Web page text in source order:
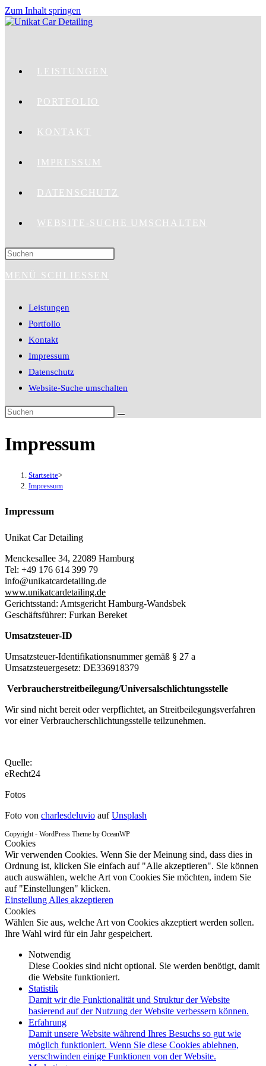
Zum Inhalt springen
LEISTUNGEN
PORTFOLIO
KONTAKT
IMPRESSUM
DATENSCHUTZ
WEBSITE-SUCHE UMSCHALTEN
MENÜ SCHLIESSEN
Leistungen
Portfolio
Kontakt
Impressum
Datenschutz
Website-Suche umschalten
Impressum
Startseite>
Impressum
Impressum
Unikat Car Detailing
Menckesallee 34, 22089 Hamburg
Tel: +49 176 614 399 79
info@unikatcardetailing.de
www.unikatcardetailing.de
Gerichtsstand: Amtsgericht Hamburg-Wandsbek
Geschäftsführer: Furkan Bereket
Umsatzsteuer-ID
Umsatzsteuer-Identifikationsnummer gemäß § 27 a
Umsatzsteuergesetz: DE336918379
Verbraucherstreitbeilegung/Universalschlichtungsstelle
Wir sind nicht bereit oder verpflichtet, an Streitbeilegungsverfahren
vor einer Verbraucherschlichtungsstelle teilzunehmen.
Quelle:
eRecht24
Fotos
Foto von charlesdeluvio aufUnsplash
Copyright - WordPress Theme by OceanWP
Cookies
Wir verwenden Cookies. Wenn Sie der Meinung sind, dass dies in
Ordnung ist, klicken Sie einfach auf "Alle akzeptieren". Sie können
auch auswählen, welche Art von Cookies Sie möchten, indem Sie
auf "Einstellungen" klicken.
Einstellung Alles akzeptieren
Cookies
Wählen Sie aus, welche Art von Cookies akzeptiert werden sollen.
Ihre Wahl wird für ein Jahr gespeichert.
Notwendig
Diese Cookies sind nicht optional. Sie werden benötigt, damit
die Website funktioniert.
Statistik
Damit wir die Funktionalität und Struktur der Website
basierend auf der Nutzung der Website verbessern können.
Erfahrung
Damit unsere Website während Ihres Besuchs so gut wie
möglich funktioniert. Wenn Sie diese Cookies ablehnen,
verschwinden einige Funktionen von der Website.